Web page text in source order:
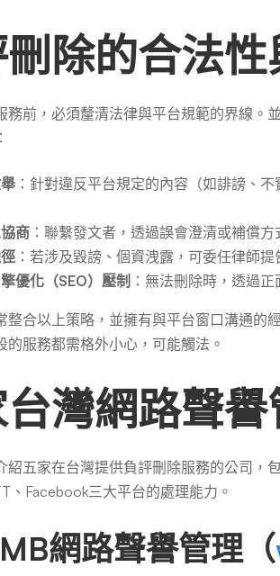
除的合法
務前，必須釐清法律與平台規範的界線。
：針對違反平台規定的內容（如誹謗、
商 ：聯繫發文者，透過誤會澄清或補償方
：若涉及毀謗、個資洩露，可委任律師
優化（SEO）壓制 ：無法刪除時，透過
整合以上策略，並擁有與平台窗口溝通的
的服務都需格外小心，可能觸法。
灣網路聲
紹五家在台灣提供負評刪除服務的公司，
、Facebook三大平台的處理能力。
網路聲譽管理（